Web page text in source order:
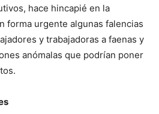
hace hincapié en la
forma urgente algunas falencias
y trabajadoras a faenas y
anómalas que podrían poner